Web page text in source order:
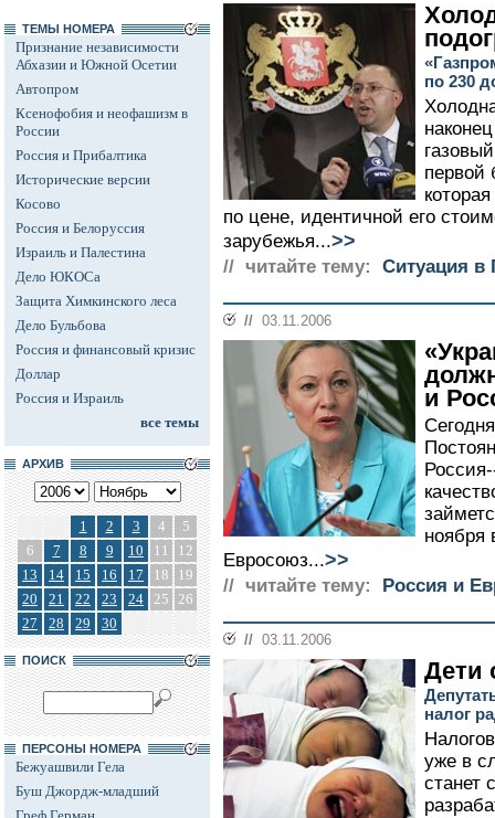
ТЕМЫ НОМЕРА
Признание независимости
Абхазии и Южной Осетии
Автопром
Ксенофобия и неофашизм в
России
Россия и Прибалтика
Исторические версии
Косово
Россия и Белоруссия
Израиль и Палестина
Дело ЮКОСа
Защита Химкинского леса
Дело Бульбова
Россия и финансовый кризис
Доллар
Россия и Израиль
все темы
АРХИВ
1 2 3 4
5
6
7 8 9 10 11
12
13
14 15 16 17 18
19
20
21 22 23 24 25 26
27
28 29 30
ПОИСК
ПЕРСОНЫ НОМЕРА
Бежуашвили Гела
Буш Джордж-младший
по 230
первой
по цене, идентичной его
зарубежья...>>
// читайте тему: Ситуация в
// 03.11.2006
и
ноября
Евросоюз...>>
// читайте тему: Россия и
// 03.11.2006
Дети
налог
уже в
станет